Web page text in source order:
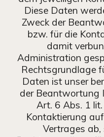
Diese Daten
Zweck der
bzw. für die
damit
Administration
Rechtsgrundlage
Daten ist unser
der Beantwortung
Art. 6 Abs. 1
Kontaktierung
Vertrages